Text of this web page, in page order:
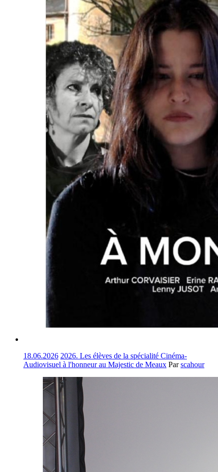
18.06.2026 2026. Les élèves de la spécialité Cinéma-
Audiovisuel à l'honneur au Majestic de Meaux Parscahour